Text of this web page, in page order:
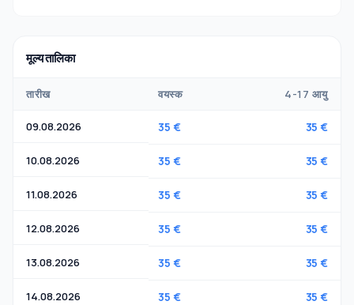
मूल्य तालिका
तारीख वयस्क 4-17 आयु
09.08.2026 35 € 35 €
10.08.2026 35 € 35 €
11.08.2026 35 € 35 €
12.08.2026 35 € 35 €
13.08.2026 35 € 35 €
14.08.2026 35 € 35 €